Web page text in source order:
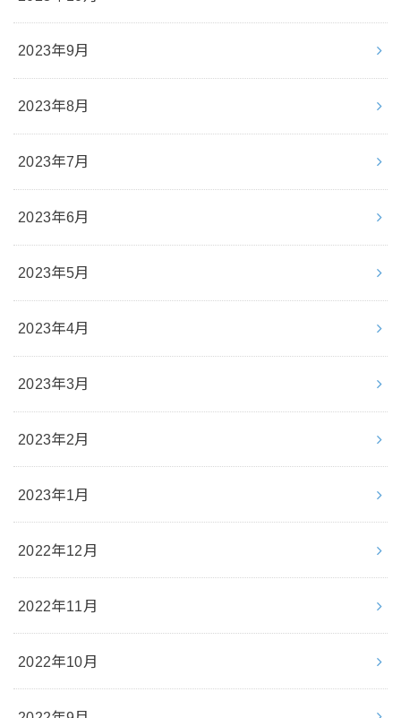
2023年9月
2023年8月
2023年7月
2023年6月
2023年5月
2023年4月
2023年3月
2023年2月
2023年1月
2022年12月
2022年11月
2022年10月